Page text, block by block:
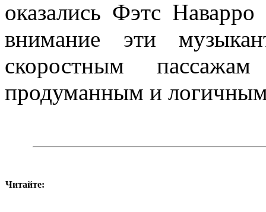
оказались Фэтс
внимание эти
скоростным
продуманным и
Читайте: